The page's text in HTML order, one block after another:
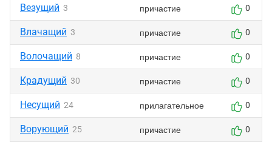
Везущий 3 причастие 0
Влачащий 3 причастие 0
Волочащий 8 причастие 0
Крадущий 30 причастие 0
Несущий 24 прилагательное 0
Ворующий 25 причастие 0